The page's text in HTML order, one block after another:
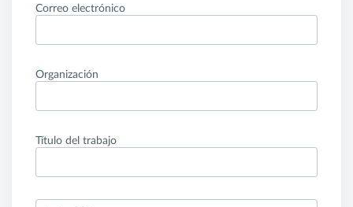
Correo electrónico
Organización
Título del trabajo